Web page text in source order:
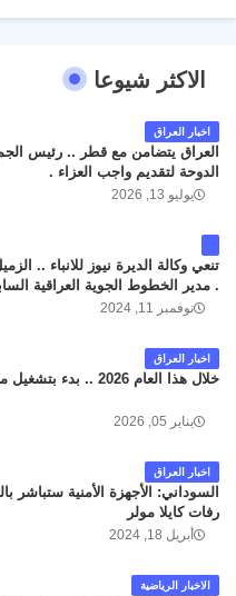
الاكثر شيوعا
اخبار العراق
العراق يتضامن مع قطر .. رئيس
الدوحة لتقديم واجب العزاء .
يوليو 13, 2026
تنعي وكالة الديرة نيوز للانباء ..
. مدير الخطوط الجوية العراقية
داخل مطار البصرة الدولي اليوم
كان سبب الحادث يعود لتصادم عجلته
تابعة لشركة الهلال الماسكة لإعمار
سائلين الله عز وجل ان يتغمد الفقيد
نوفمبر 11, 2024
اخبار العراق
خلال هذا العام 2026 .. بدء بتشغيل ميناء الفاو الكبير .
يناير 05, 2026
اخبار العراق
السوداني: الأجهزة الأمنية ستباشر
رفات كايلا مولر
أبريل 18, 2024
الاخبار الرياضية